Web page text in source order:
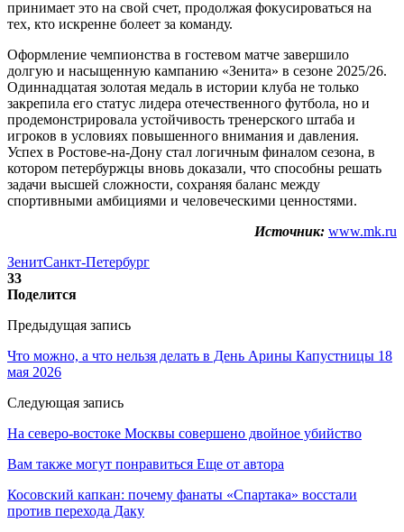
принимает это на свой счет, продолжая фокусироваться на
тех, кто искренне болеет за команду.
Оформление чемпионства в гостевом матче завершило
долгую и насыщенную кампанию «Зенита» в сезоне 2025/26.
Одиннадцатая золотая медаль в истории клуба не только
закрепила его статус лидера отечественного футбола, но и
продемонстрировала устойчивость тренерского штаба и
игроков в условиях повышенного внимания и давления.
Успех в Ростове-на-Дону стал логичным финалом сезона, в
котором петербуржцы вновь доказали, что способны решать
задачи высшей сложности, сохраняя баланс между
спортивными амбициями и человеческими ценностями.
Источник: www.mk.ru
ЗенитСанкт-Петербург
33
Поделится
Предыдущая запись
Что можно, а что нельзя делать в День Арины Капустницы 18
мая 2026
Следующая запись
На северо-востоке Москвы совершено двойное убийство
Вам также могут понравиться Еще от автора
Косовский капкан: почему фанаты «Спартака» восстали
против перехода Даку